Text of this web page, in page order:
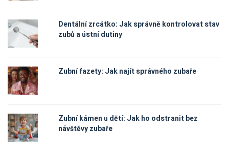
Dentální zrcátko: Jak správně kontrolovat stav
zubů a ústní dutiny
Zubní fazety: Jak najít správného zubaře
Zubní kámen u dětí: Jak ho odstranit bez
návštěvy zubaře